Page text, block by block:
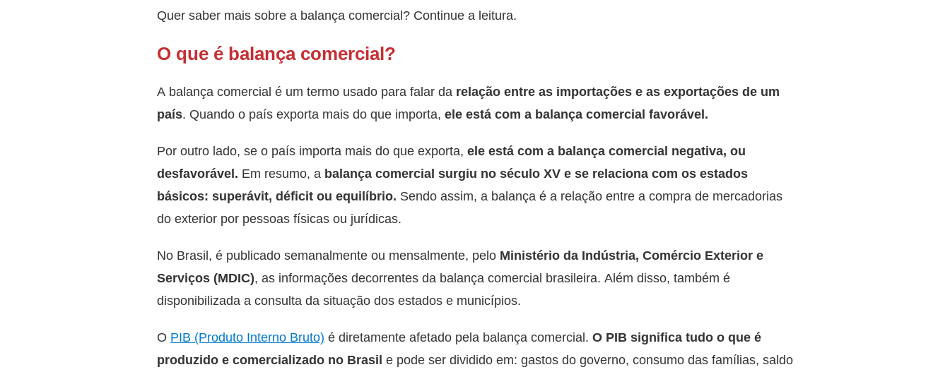
Quer saber mais sobre a balança comercial? Continue a leitura.
O que é balança comercial?
A balança comercial é um termo usado para falar da relação entre as importações e as exportações de um
país. Quando o país exporta mais do que importa, ele está com a balança comercial favorável.
Por outro lado, se o país importa mais do que exporta, ele está com a balança comercial negativa, ou
desfavorável. Em resumo, a balança comercial surgiu no século XV e se relaciona com os estados
básicos: superávit, déficit ou equilíbrio. Sendo assim, a balança é a relação entre a compra de mercadorias
do exterior por pessoas físicas ou jurídicas.
No Brasil, é publicado semanalmente ou mensalmente, pelo Ministério da Indústria, Comércio Exterior e
Serviços (MDIC), as informações decorrentes da balança comercial brasileira. Além disso, também é
disponibilizada a consulta da situação dos estados e municípios.
O PIB (Produto Interno Bruto) é diretamente afetado pela balança comercial. O PIB significa tudo o que é
produzido e comercializado no Brasil e pode ser dividido em: gastos do governo, consumo das famílias, saldo